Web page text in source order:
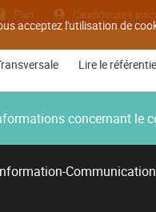
acceptez l'utilisation de
Plan Candidatures
Lire le
concernant le